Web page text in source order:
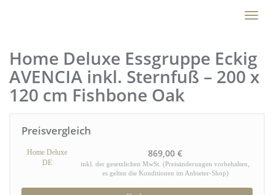
Toggle
Home Deluxe Essgruppe Eckig
AVENCIA inkl. Sternfuß – 200 x
120 cm Fishbone Oak
Preisvergleich
Home Deluxe
DE
869,00 €
inkl. der gesetzlichen MwSt. (Preisänderungen vorbehalten,
es gelten die Konditionen im Anbieter-Shop)